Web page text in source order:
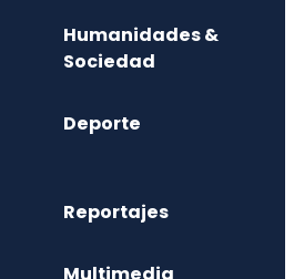
Humanidades &
Sociedad
Deporte
Reportajes